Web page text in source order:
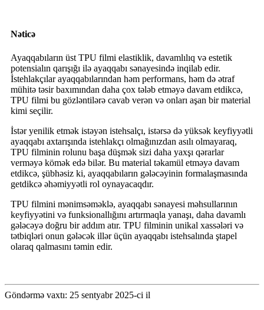
Nəticə
Ayaqqabıların üst TPU filmi elastiklik, davamlılıq və estetik
potensialın qarışığı ilə ayaqqabı sənayesində inqilab edir.
İstehlakçılar ayaqqabılarından həm performans, həm də ətraf
mühitə təsir baxımından daha çox tələb etməyə davam etdikcə,
TPU filmi bu gözləntilərə cavab verən və onları aşan bir material
kimi seçilir.
İstər yenilik etmək istəyən istehsalçı, istərsə də yüksək keyfiyyətli
ayaqqabı axtarışında istehlakçı olmağınızdan asılı olmayaraq,
TPU filminin rolunu başa düşmək sizi daha yaxşı qərarlar
verməyə kömək edə bilər. Bu material təkamül etməyə davam
etdikcə, şübhəsiz ki, ayaqqabıların gələcəyinin formalaşmasında
getdikcə əhəmiyyətli rol oynayacaqdır.
TPU filmini mənimsəməklə, ayaqqabı sənayesi məhsullarının
keyfiyyətini və funksionallığını artırmaqla yanaşı, daha davamlı
gələcəyə doğru bir addım atır. TPU filminin unikal xassələri və
tətbiqləri onun gələcək illər üçün ayaqqabı istehsalında ştapel
olaraq qalmasını təmin edir.
Göndərmə vaxtı: 25 sentyabr 2025-ci il